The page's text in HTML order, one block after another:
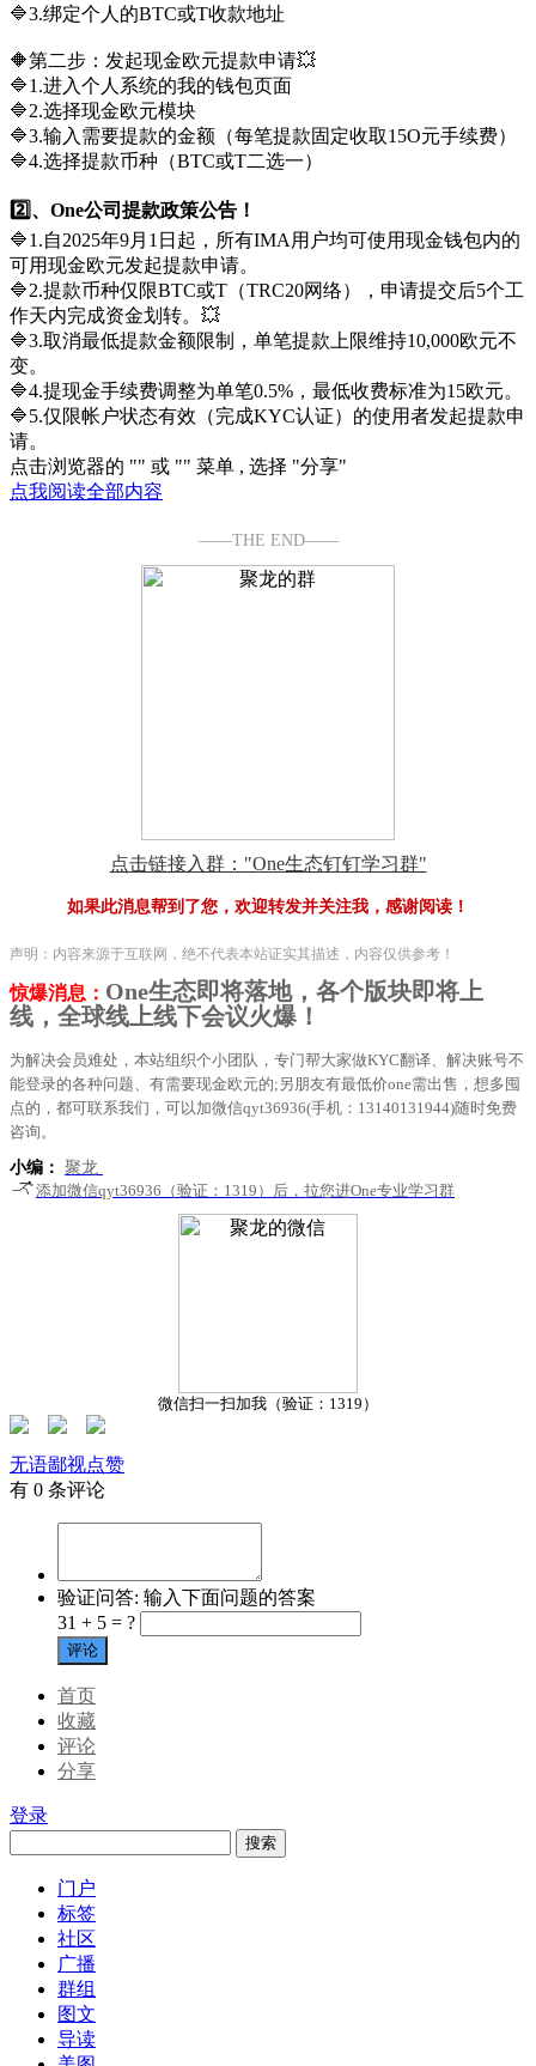
🔷️3.绑定个人的BTC或T收款地址
🔶️第二步：发起现金欧元提款申请💥
🔷️1.进入个人系统的我的钱包页面
🔷️2.选择现金欧元模块
🔷️3.输入需要提款的金额（每笔提款固定收取15O元手续费）
🔷️4.选择提款币种（BTC或T二选一）
2️⃣、One公司提款政策公告！
🔷️1.自2025年9月1日起，所有IMA用户均可使用现金钱包内的
可用现金欧元发起提款申请。
🔷️2.提款币种仅限BTC或T（TRC20网络），申请提交后5个工
作天内完成资金划转。💥
🔷️3.取消最低提款金额限制，单笔提款上限维持10,000欧元不
变。
🔷️4.提现金手续费调整为单笔0.5%，最低收费标准为15欧元。
🔷️5.仅限帐户状态有效（完成KYC认证）的使用者发起提款申
请。
点击浏览器的 "" 或 "" 菜单 , 选择 "分享"
点我阅读全部内容
——THE END——
点击链接入群："One生态钉钉学习群"
如果此消息帮到了您，欢迎转发并关注我，感谢阅读！
声明：内容来源于互联网，绝不代表本站证实其描述，内容仅供参考！
惊爆消息： One生态即将落地，各个版块即将上
线，全球线上线下会议火爆！
为解决会员难处，本站组织个小团队，专门帮大家做KYC翻译、解决账号不
能登录的各种问题、有需要现金欧元的;另朋友有最低价one需出售，想多囤
点的，都可联系我们，可以加微信qyt36936(手机：13140131944)随时免费
咨询。
小编： 聚龙
添加微信qyt36936（验证：1319）后，拉您进One专业学习群
微信扫一扫加我（验证：1319）
无语鄙视点赞
有 0 条评论
验证问答: 输入下面问题的答案
31 + 5 = ?
评论
首页
收藏
评论
分享
登录
搜索
门户
标签
社区
广播
群组
图文
导读